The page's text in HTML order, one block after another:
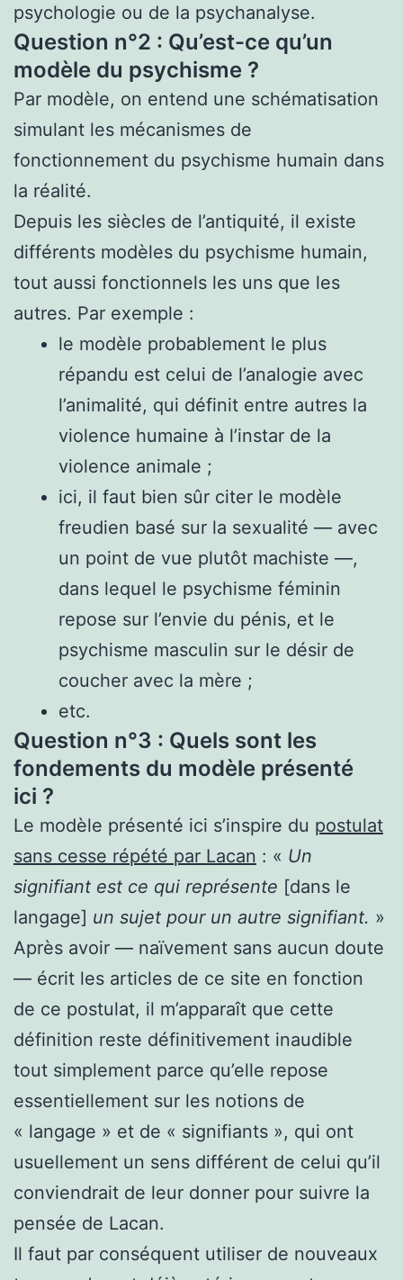
psychologie ou de la psychanalyse.
Question n°2 : Qu’est-ce qu’un
modèle du psychisme ?
Par modèle, on entend une schématisation
simulant les mécanismes de
fonctionnement du psychisme humain dans
la réalité.
Depuis les siècles de l’antiquité, il existe
différents modèles du psychisme humain,
tout aussi fonctionnels les uns que les
autres. Par exemple :
le modèle probablement le plus
répandu est celui de l’analogie avec
l’animalité, qui définit entre autres la
violence humaine à l’instar de la
violence animale ;
ici, il faut bien sûr citer le modèle
freudien basé sur la sexualité — avec
un point de vue plutôt machiste —,
dans lequel le psychisme féminin
repose sur l’envie du pénis, et le
psychisme masculin sur le désir de
coucher avec la mère ;
etc.
Question n°3 : Quels sont les
fondements du modèle présenté
ici ?
Le modèle présenté ici s’inspire du postulat
sans cesse répété par Lacan : « Un
signifiant est ce qui représente [dans le
langage] un sujet pour un autre signifiant. »
Après avoir — naïvement sans aucun doute
— écrit les articles de ce site en fonction
de ce postulat, il m’apparaît que cette
définition reste définitivement inaudible
tout simplement parce qu’elle repose
essentiellement sur les notions de
« langage » et de « signifiants », qui ont
usuellement un sens différent de celui qu’il
conviendrait de leur donner pour suivre la
pensée de Lacan.
Il faut par conséquent utiliser de nouveaux